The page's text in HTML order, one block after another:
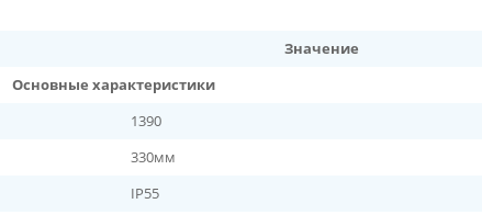
Значение
Основные характеристики
1390
330мм
IP55